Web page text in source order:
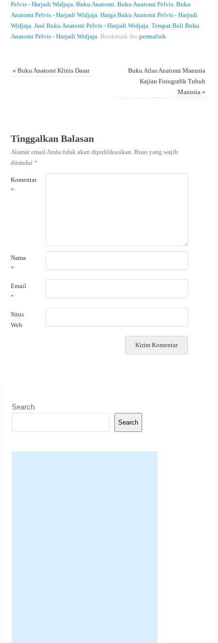
Pelvis - Harjadi Widjaja, Buku Anatomi, Buku Anatomi Pelvis, Buku
Anatomi Pelvis - Harjadi Widjaja, Harga Buku Anatomi Pelvis - Harjadi
Widjaja, Jual Buku Anatomi Pelvis - Harjadi Widjaja, Tempat Beli Buku
Anatomi Pelvis - Harjadi Widjaja. Bookmark the permalink.
« Buku Anatomi Klinis Dasar
Buku Atlas Anatomi Manusia
Kajian Fotografik Tubuh
Manusia»
Tinggalkan Balasan
Alamat email Anda tidak akan dipublikasikan. Ruas yang wajib
ditandai *
Komentar
*
Nama
*
Email
*
Situs
Web
Search
Search